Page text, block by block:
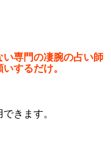
専門の凄腕の占い師
するだけ。
きます。